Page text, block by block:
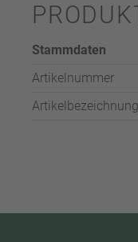
Stammdaten
Artikelnummer
Artikelbezeichnung